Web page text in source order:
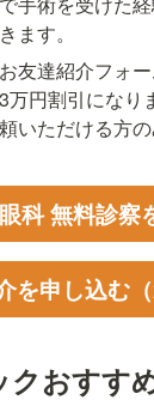
ます。
友達紹介フォ
万円割引になり
いただける方
科 無料診察
を申し込む
クおすす